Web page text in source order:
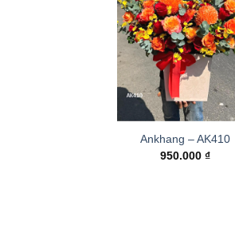
Ankhang – AK410
950.000 ₫